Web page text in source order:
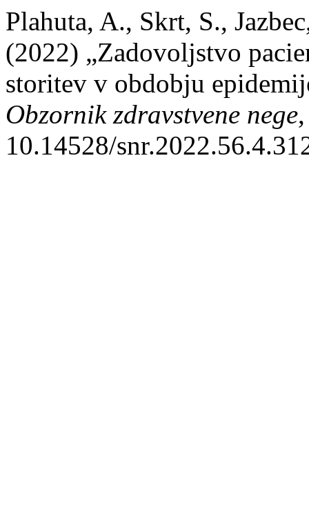
Plahuta, A., Skrt, S.,
(2022) „Zadovoljstvo
storitev v obdobju
Obzornik zdravstvene nege
10.14528/